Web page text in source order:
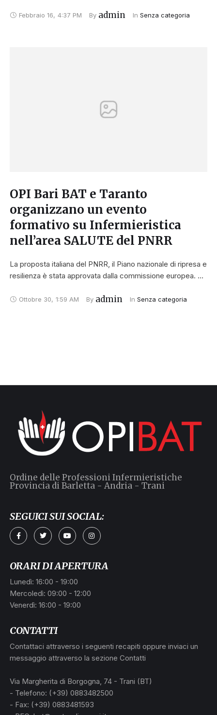
Febbraio 16, 4:37 PM By admin In Senza categoria
OPI Bari BAT e Taranto
organizzano un evento
formativo su Infermieristica
nell’area SALUTE del PNRR
La proposta italiana del PNRR, il Piano nazionale di ripresa e
resilienza è stata approvata dalla commissione europea. …
Ottobre 30, 1:59 AM By admin In Senza categoria
CONTATTI
Contattaci attraverso i seguenti recapiti oppure inviaci un
messaggio attraverso la sezione Contatti
Via Margherita di Borgogna, 74 - Trani (BT)
- Telefono: (+39) 0883482500
- Fax: (+39) 0883481593
ORARI DI APERTURA
Lunedì: 16:00 - 19:00
Mercoledì: 09:00 - 12:00
Venerdì: 16:00 - 19:00
Ordine delle Professioni Infermieristiche
Provincia di Barletta - Andria - Trani
SEGUICI SUI SOCIAL: